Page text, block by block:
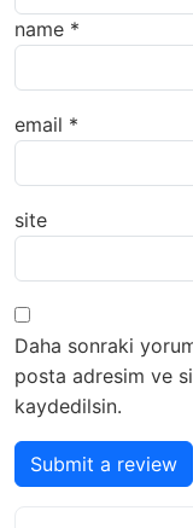
name *
email *
site
Daha sonraki
posta adresim ve
kaydedilsin.
Submit a review